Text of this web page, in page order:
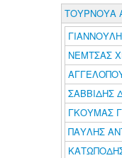
ΤΟΥΡΝΟΥΑ
ΝΕΜΤΣΑΣ
ΣΑΒΒΙΔΗΣ
ΓΚΟΥΜΑΣ
ΠΑΥΛΗΣ